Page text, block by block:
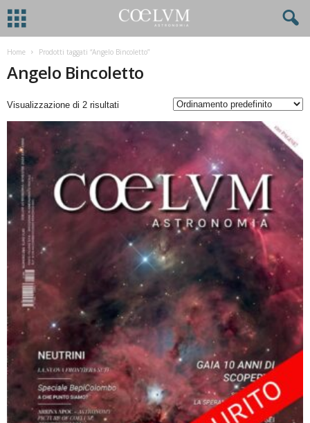
Home Prodotti taggati “Angelo Bincoletto”
Angelo Bincoletto
Visualizzazione di 2 risultati